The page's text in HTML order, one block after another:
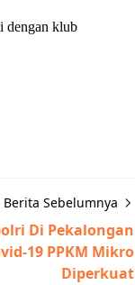
dengan klub
Berita Sebelumnya
Di Pekalongan
19 PPKM Mikro
Diperkuat